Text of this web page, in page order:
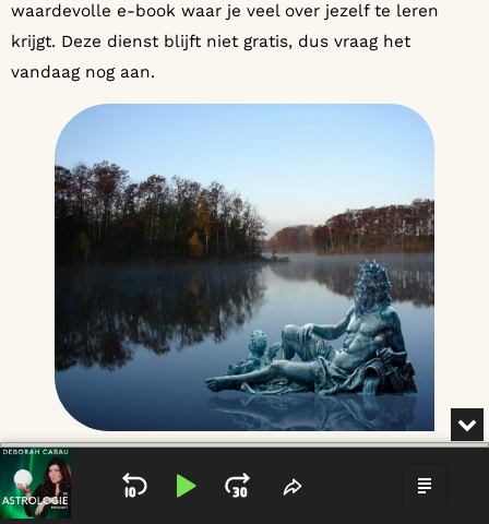
waardevolle e-book waar je veel over jezelf te leren
krijgt. Deze dienst blijft niet gratis, dus vraag het
vandaag nog aan.
WATERMAN MAAKT ONS
Audio
Player
SKIP BACKWARD
PLAY PAUSE
JUMP FORWARD
SHARE THIS